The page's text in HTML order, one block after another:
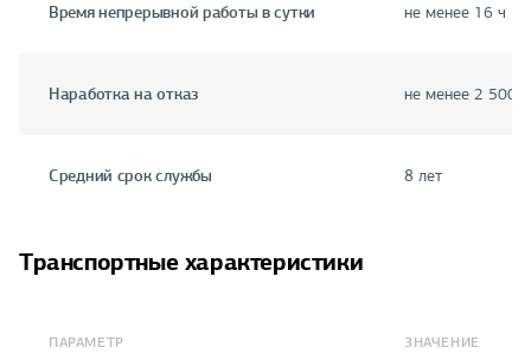
Время непрерывной работы в сутки не менее 16 ч
Наработка на отказ не менее 2 500 ч
Средний срок службы 8 лет
Транспортные характеристики
ПАРАМЕТР ЗНАЧЕНИЕ